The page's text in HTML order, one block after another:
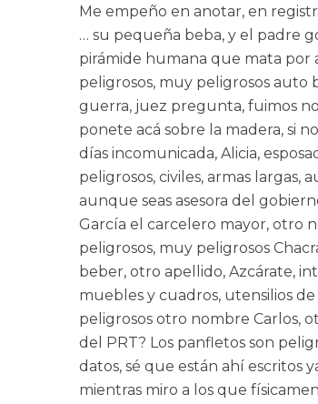
Me empeño en anotar, en
… su pequeña beba, y el padre
pirámide humana que mata por
peligrosos, muy peligrosos auto
guerra, juez pregunta, fuimos
ponete acá sobre la madera, si
días incomunicada, Alicia,
peligrosos, civiles, armas
aunque seas asesora del
García el carcelero mayor, otro
peligrosos, muy peligrosos
beber, otro apellido, Azcárate,
muebles y cuadros, utensilios
peligrosos otro nombre Carlos,
del PRT? Los panfletos son
datos, sé que están ahí escritos
mientras miro a los que